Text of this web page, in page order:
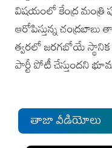
విషయంలో‌ కేంద్ర మంత్రి
ఆరోపిస్తున్న
త్వరలో జరగబోయే స్థానిక
పార్టీ పోటీ చేస్తుందని
తాజా వీడియోలు